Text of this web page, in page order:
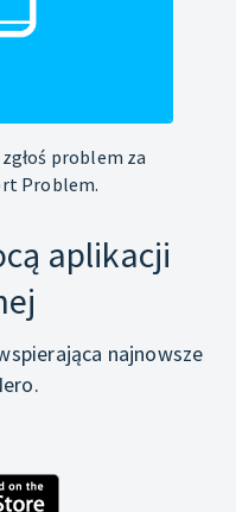
problem za
Problem.
aplikacji
najnowsze